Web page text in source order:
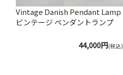
Vintage Danish Pendant Lamp
ビンテージ ペンダントランプ
44,000円(税込)